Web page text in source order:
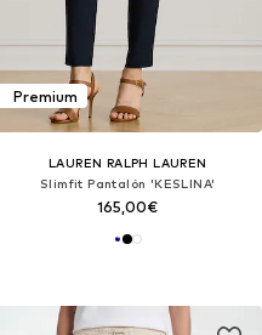
Premium
LAUREN RALPH LAUREN
Slimfit Pantalón 'KESLINA'
165,00€